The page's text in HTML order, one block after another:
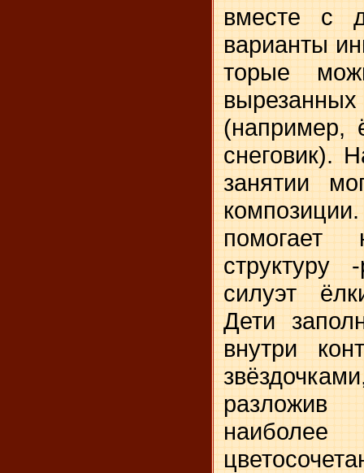
вместе с
варианты
торые
(например,
снеговик).
занятии
помогает
структуру
силуэт
Дети
внут­ри